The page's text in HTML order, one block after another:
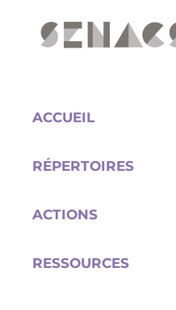
ACCUEIL
RÉPERTOIRES
ACTIONS
RESSOURCES